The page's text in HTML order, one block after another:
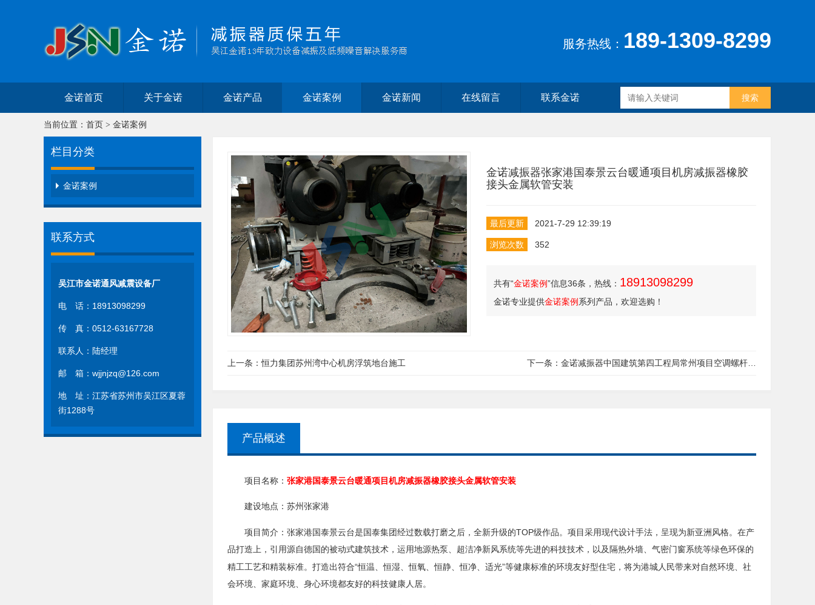
服务热线： 189-1309-8299
金诺首页 关于金诺 金诺产品 金诺案例 金诺新闻 在线留言 联系金诺
当前位置： 首页 > 金诺案例
栏目分类
金诺案例
联系方式
吴江市金诺通风减震设备厂
电 话：18913098299
传 真：0512-63167728
联系人：陆经理
邮 箱：wjjnjzq@126.com
地 址：江苏省苏州市吴江区夏蓉
街1288号
金诺减振器张家港国泰景云台暖通项目机房减振器橡胶
接头金属软管安装
最后更新 2021-7-29 12:39:19
浏览次数 352
共有“金诺案例”信息36条，热线： 18913098299
金诺专业提供金诺案例 系列产品，欢迎选购！
上一条：恒力集团苏州湾中心机房浮筑地台施工 下一条： 金诺减振器中国建筑第四工程局常州项目空调螺杆…
产品概述
项目名称： 张家港国泰景云台暖通项目机房减振器橡胶接头金属软管安装
建设地点： 苏州张家港
项目简介： 张家港国泰景云台是国泰集团经过数载打磨之后，全新升级的TOP级作品。项目采用现代设计手法，呈现为新亚洲风格。在产
品打造上，引用源自德国的被动式建筑技术，运用地源热泵、超洁净新风系统等先进的科技技术，以及隔热外墙、气密门窗系统等绿色环保的
精工工艺和精装标准。打造出符合“恒温、恒湿、恒氧、恒静、恒净、适光”等健康标准的环境友好型住宅，将为港城人民带来对自然环境、社
会环境、家庭环境、身心环境都友好的科技健康人居。